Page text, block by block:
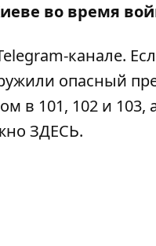
во время
канале.
опасный
в 101, 102 и
ЗДЕСЬ.